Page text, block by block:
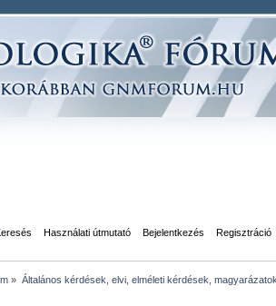
Használati útmutató Bejelentkezés Regisztráció
» Általános kérdések, elvi, elméleti kérdések,